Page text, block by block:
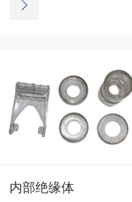
内部绝缘体